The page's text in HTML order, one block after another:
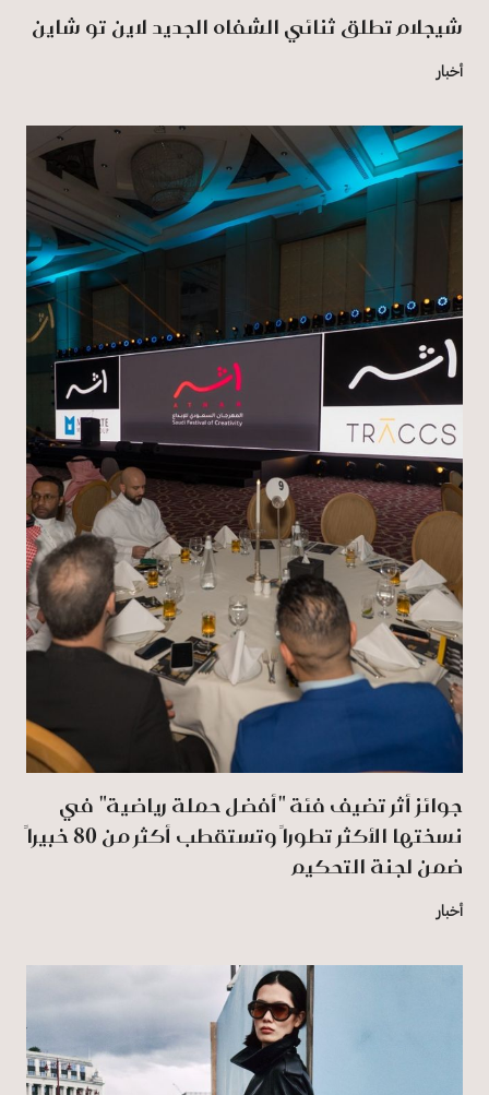
شيجلام تطلق ثنائي الشفاه الجديد لاين تو شاين
أخبار
جوائز أثر تضيف فئة "أفضل حملة رياضية" في
نسختها الأكثر تطوراً وتستقطب أكثر من 80 خبيراً
ضمن لجنة التحكيم
أخبار